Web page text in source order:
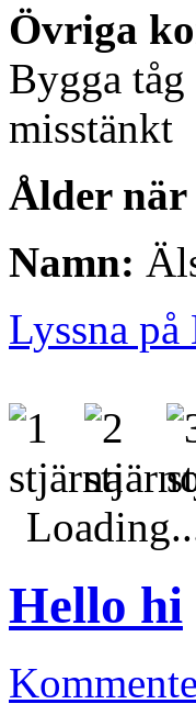
Övriga
Bygga
misstänkt
Ålder när
Namn:
Lyssna
Hello hi